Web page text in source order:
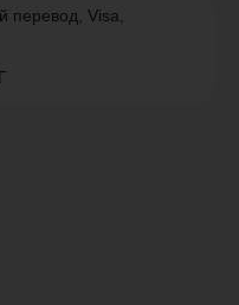
перевод, Visa,